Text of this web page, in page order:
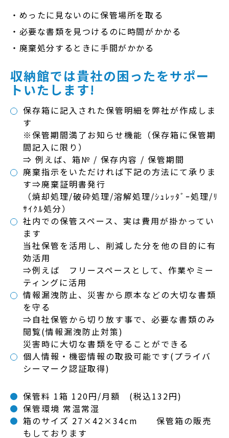
めったに見ないのに保管場所を取る
必要な書類を見つけるのに時間がかかる
廃棄処分するときに手間がかかる
収納館では貴社の困ったをサポー
トいたします!
保存箱に記入された保管明細を弊社が作成しま
す
※保管期間満了お知らせ機能（保存箱に保管期
間記入に限り）
⇒ 例えば、箱№ / 保存内容 / 保管期間
廃棄指示をいただければ下記の方法にて承りま
す⇒廃棄証明書発行
（焼却処理/破砕処理/溶解処理/ｼｭﾚｯﾀﾞｰ処理/ﾘ
ｻｲｸﾙ処分）
社内での保管スペース、実は費用が掛かってい
ます
当社保管を活用し、削減した分を他の目的に有
効活用
⇒例えば フリースペースとして、作業やミー
ティングに活用
情報漏洩防止、災害から原本などの大切な書類
を守る
⇒自社保管から切り放す事で、必要な書類のみ
閲覧(情報漏洩防止対策)
災害時に大切な書類を守ることができる
個人情報・機密情報の取扱可能です(プライバ
シーマーク認証取得)
保管料 1箱 120円/月額 (税込132円)
保管環境 常温常湿
箱のサイズ 27×42×34cm 保管箱の販売
もしております